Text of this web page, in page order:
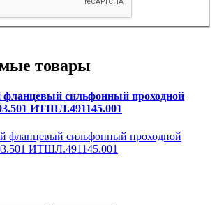
товары
сильфонный проходной
ИТШЛ.491145.001